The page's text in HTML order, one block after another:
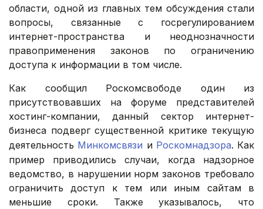
области, одной из главных тем обсуждения стали
вопросы, связанные с госрегулированием
интернет-пространства и неоднозначности
правоприменения законов по ограничению
доступа к информации в том числе.
Как сообщил Роскомсвободе один из
присутствовавших на форуме представителей
хостинг-компании, данный сектор интернет-
бизнеса подверг существенной критике текущую
деятельность Минкомсвязи и Роскомнадзора. Как
пример приводились случаи, когда надзорное
ведомство, в нарушении норм законов требовало
ограничить доступ к тем или иным сайтам в
меньшие сроки. Также указывалось, что